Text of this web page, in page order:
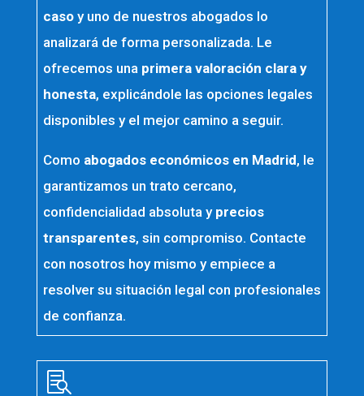
casoy uno de nuestros abogados lo
analizará de forma personalizada. Le
ofrecemos una primera valoración clara y
honesta, explicándole las opciones legales
disponibles y el mejor camino a seguir.
Como abogados económicos en Madrid, le
garantizamos un trato cercano,
confidencialidad absoluta y precios
transparentes, sin compromiso. Contacte
con nosotros hoy mismo y empiece a
resolver su situación legal con profesionales
de confianza.
